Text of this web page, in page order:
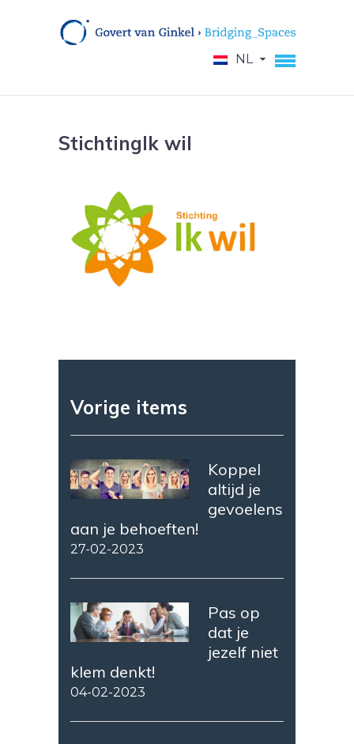
NL
StichtingIk wil
Vorige items
Koppel
altijd je
gevoelens
aan je behoeften!
27-02-2023
Pas op
dat je
jezelf niet
klem denkt!
04-02-2023